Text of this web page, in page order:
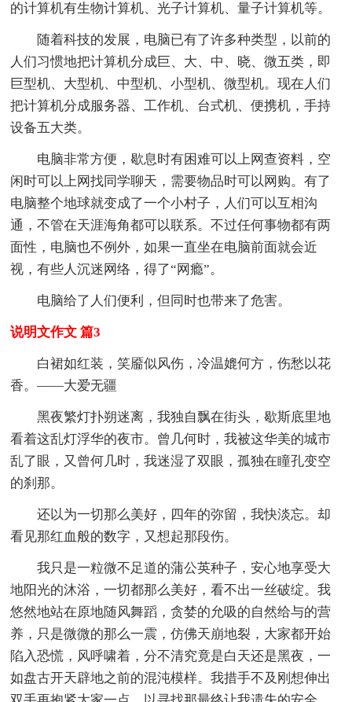
的计算机有生物计算机、光子计算机、量子计算机等。
随着科技的发展，电脑已有了许多种类型，以前的
人们习惯地把计算机分成巨、大、中、晓、微五类，即
巨型机、大型机、中型机、小型机、微型机。现在人们
把计算机分成服务器、工作机、台式机、便携机，手持
设备五大类。
电脑非常方便，歇息时有困难可以上网查资料，空
闲时可以上网找同学聊天，需要物品时可以网购。有了
电脑整个地球就变成了一个小村子，人们可以互相沟
通，不管在天涯海角都可以联系。不过任何事物都有两
面性，电脑也不例外，如果一直坐在电脑前面就会近
视，有些人沉迷网络，得了“网瘾”。
电脑给了人们便利，但同时也带来了危害。
说明文作文 篇3
白裙如红装，笑靥似风伤，冷温媲何方，伤愁以花
香。——大爱无疆
黑夜繁灯扑朔迷离，我独自飘在街头，歇斯底里地
看着这乱灯浮华的夜市。曾几何时，我被这华美的城市
乱了眼，又曾何几时，我迷湿了双眼，孤独在瞳孔变空
的刹那。
还以为一切那么美好，四年的弥留，我快淡忘。却
看见那红血般的数字，又想起那段伤。
我只是一粒微不足道的蒲公英种子，安心地享受大
地阳光的沐浴，一切都那么美好，看不出一丝破绽。我
悠然地站在原地随风舞蹈，贪婪的允吸的自然给与的营
养，只是微微的那么一震，仿佛天崩地裂，大家都开始
陷入恐慌，风呼啸着，分不清究竟是白天还是黑夜，一
如盘古开天辟地之前的混沌模样。我措手不及刚想伸出